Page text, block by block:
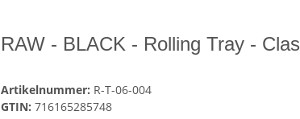
RAW - BLACK - Rolling Tray -
Artikelnummer: R-T-06-004
GTIN: 716165285748